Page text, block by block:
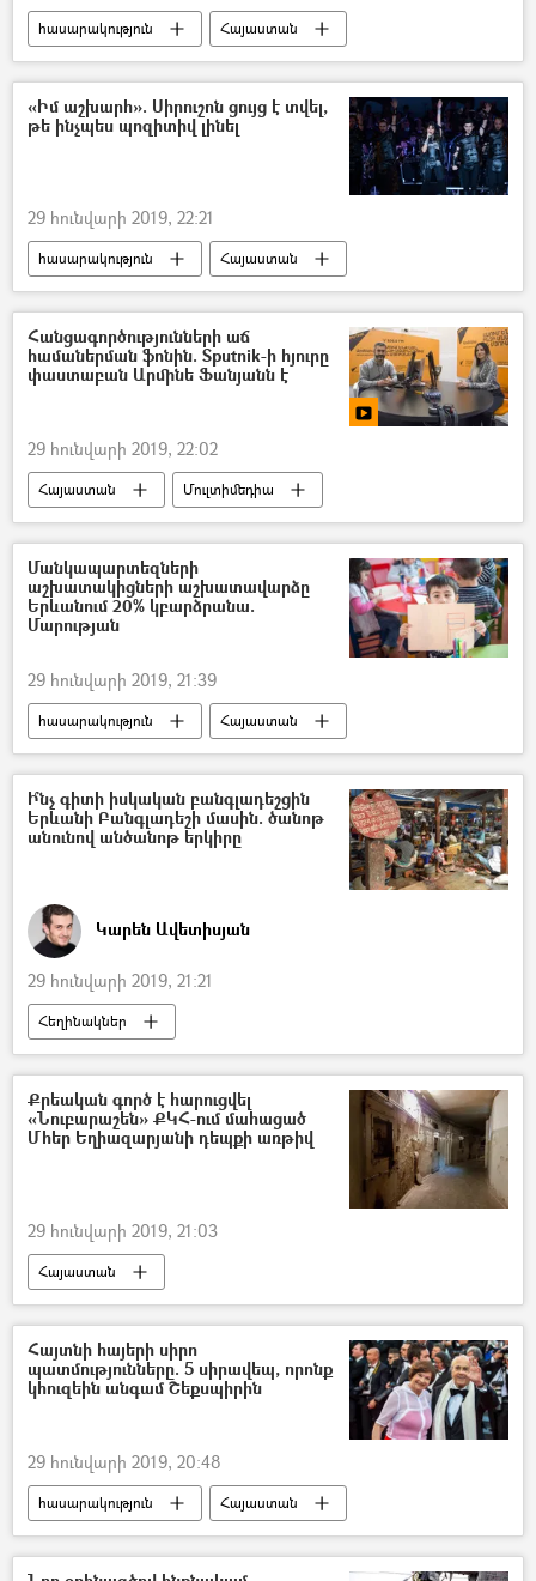
հասարակություն
Հայաստան
ՀՀ Ոստիկանություն
«Իմ աշխարհ». Սիրուշոն ցույց է տվել,
թե ինչպես պոզիտիվ լինել
29 հունվարի 2019, 22:21
հասարակություն
Հայաստան
Սիրուշո
Հանցագործությունների աճ
համաներման ֆոնին. Sputnik-ի հյուրը
փաստաբան Արմինե Ֆանյանն է
29 հունվարի 2019, 22:02
Հայաստան
Մուլտիմեդիա
Տեսանյութեր
ՌԱԴԻՈ
Մանկապարտեզների
աշխատակիցների աշխատավարձը
Երևանում 20% կբարձրանա.
Մարության
29 հունվարի 2019, 21:39
հասարակություն
Հայաստան
Հայկ Մարության
Ի՞նչ գիտի իսկական բանգլադեշցին
Երևանի Բանգլադեշի մասին. ծանոթ
անունով անծանոթ երկիրը
Կարեն Ավետիսյան
29 հունվարի 2019, 21:21
Հեղինակներ
Քրեական գործ է հարուցվել
«Նուբարաշեն» ՔԿՀ-ում մահացած
Մհեր Եղիազարյանի դեպքի առթիվ
29 հունվարի 2019, 21:03
Հայաստան
Հայտնի հայերի սիրո
պատմությունները. 5 սիրավեպ, որոնք
կհուզեին անգամ Շեքսպիրին
29 հունվարի 2019, 20:48
հասարակություն Հայաստան